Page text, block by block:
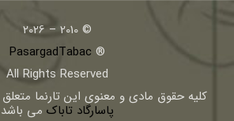
© 2010 – 2026
®
PasargadTabac
All Rights Reserved
كليه حقوق مادی و معنوی اين تارنما متعلق
پاسارگاد تاباک می باشد